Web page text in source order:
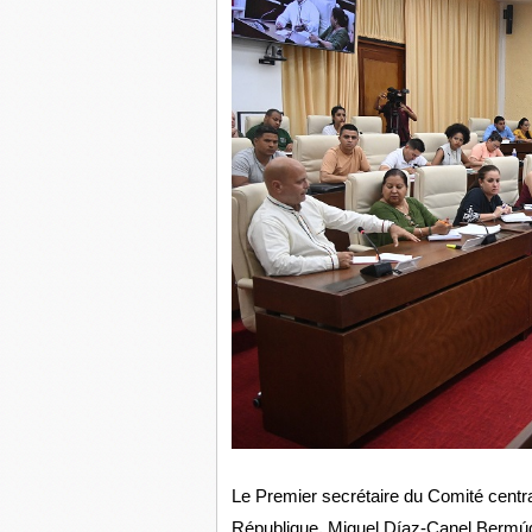
Le Premier secrétaire du Comité